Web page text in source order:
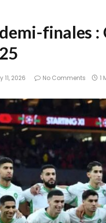
finales :
11, 2026 No Comments 1